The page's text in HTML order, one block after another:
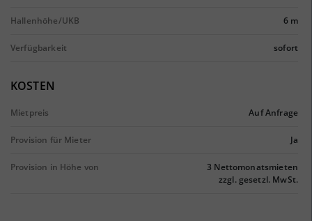
Hallenhöhe/UKB 6 m
Verfügbarkeit sofort
KOSTEN
Mietpreis Auf Anfrage
Provision für Mieter Ja
Provision in Höhe von
3 Nettomonatsmieten
zzgl. gesetzl. MwSt.